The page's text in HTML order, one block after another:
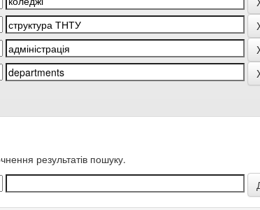
результатів пошуку.